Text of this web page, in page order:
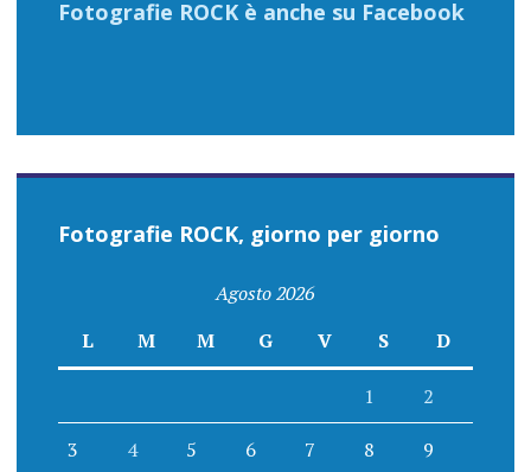
Fotografie ROCK è anche su Facebook
Fotografie ROCK, giorno per giorno
Agosto 2026
L
M M G V S D
1 2
3 4 5 6 7 8 9